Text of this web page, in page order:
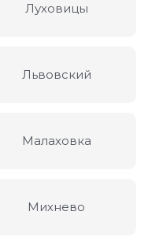
Луховицы
Львовский
Малаховка
Михнево